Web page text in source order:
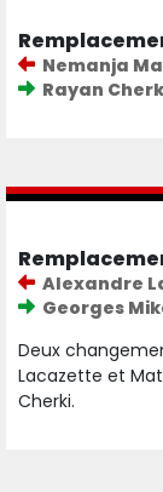
Nemanja
Rayan
Alexandre
Georges
Deux
Lacazette et
Cherki.